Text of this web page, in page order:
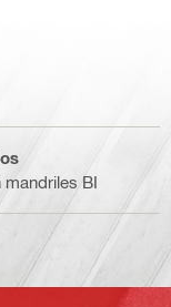
mandriles BI